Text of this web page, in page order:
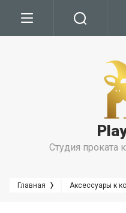
Условия Бронирования
Студия проката
Главная Аксессуары к